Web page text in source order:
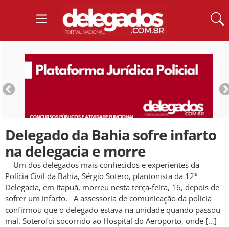
Delegado da Bahia sofre infarto
na delegacia e morre
Um dos delegados mais conhecidos e experientes da
Polícia Civil da Bahia, Sérgio Sotero, plantonista da 12ª
Delegacia, em Itapuã, morreu nesta terça-feira, 16, depois de
sofrer um infarto. A assessoria de comunicação da polícia
confirmou que o delegado estava na unidade quando passou
mal. Soterofoi socorrido ao Hospital do Aeroporto, onde […]